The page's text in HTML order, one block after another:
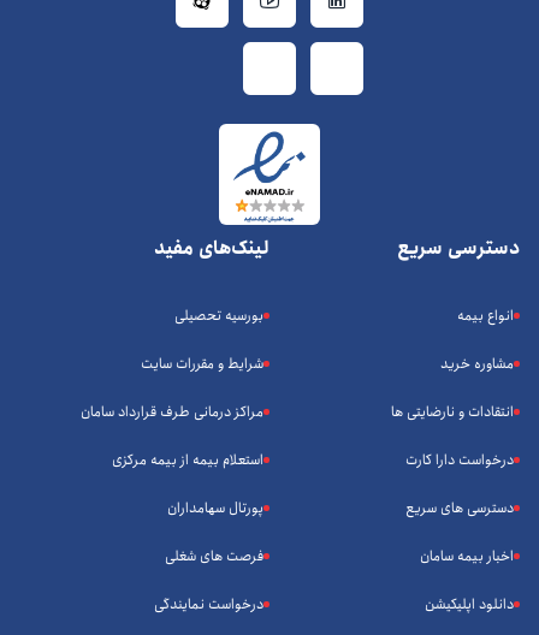
دسترسی سریع
انواع بیمه
مشاوره خرید
انتقادات و نارضایتی ها
درخواست دارا کارت
دسترسی های سریع
اخبار بیمه سامان
دانلود اپلیکیشن
لینک‌های مفید
بورسیه تحصیلی
شرایط و مقررات سایت
مراکز درمانی طرف قرارداد سامان
استعلام بیمه از بیمه مرکزی
پورتال سهامداران
فرصت های شغلی
درخواست نمایندگی